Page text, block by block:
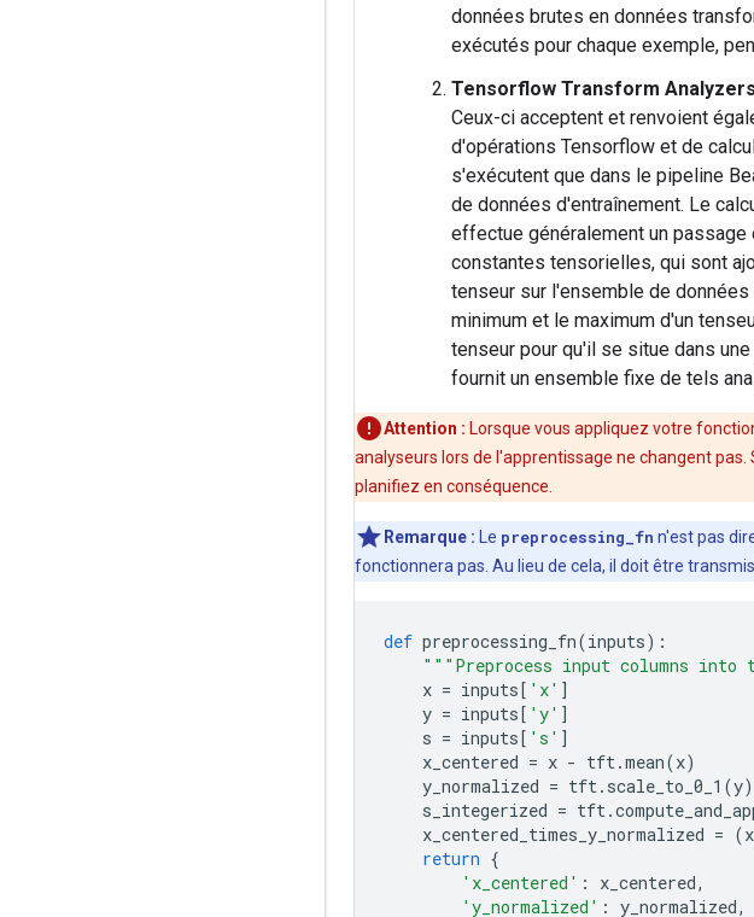
données brutes en données
exécutés pour chaque exemple,
Tensorflow Transform
Ceux-ci acceptent et renvoient
d'opérations Tensorflow et de
s'exécutent que dans le pipeline
de données d'entraînement. Le
effectue généralement un
constantes tensorielles, qui sont
tenseur sur l'ensemble de
minimum et le maximum d'un
tenseur pour qu'il se situe dans
fournit un ensemble fixe de tels
Attention : Lorsque vous appliquez votre
analyseurs lors de l'apprentissage ne changent
planifiez en conséquence.
Remarque : Le preprocessing_fn n'est pas
fonctionnera pas. Au lieu de cela, il doit être
def preprocessing_fn(inputs):
"""Preprocess input columns into
x = inputs[ 'x' ]
y = inputs[ 'y' ]
s = inputs[ 's' ]
x_centered = x - tft.mean(x)
y_normalized = tft. scale_to_0_1 (y)
s_integerized = tft.
x_centered_times_y_normalized = (
return {
'x_centered' : x_centered,
'y_normalized' : y_normalized,